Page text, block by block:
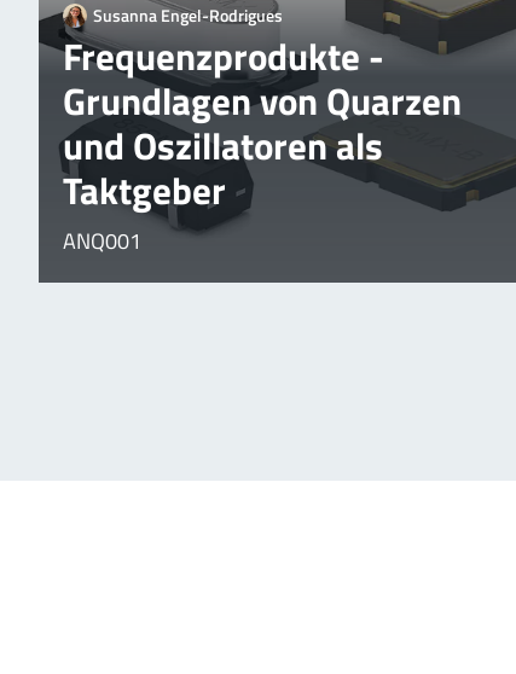
Susanna Engel-Rodrigues
Frequenzprodukte -
Grundlagen von Quarzen
und Oszillatoren als
Taktgeber
ANQ001